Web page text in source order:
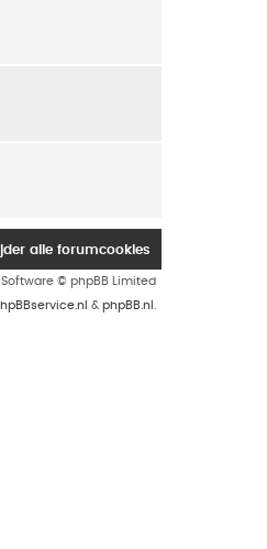
alle forumcookies
© phpBB Limited
& phpBB.nl